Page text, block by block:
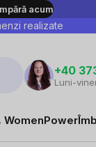
acum
realizate
+40
Luni-
WomenPower